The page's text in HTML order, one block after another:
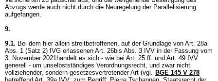
Abzugs werde auch nicht durch die Neuregelung der Parallelisierung
aufgefangen.
9.
9.1. Bei dem hier allein streitbetroffenen, auf der Grundlage von Art. 28a
Abs. 1 (Satz 2) IVG erlassenen Art. 26bis Abs. 3 IVV in der Fassung vom
3. November 2021handelt es sich - wie bei Art. 25 ff. und Art. 49 IVV
generell - um unselbstständiges Verordnungsrecht, und zwar nicht
vollziehender, sondern gesetzesvertretender Art (vgl. BGE 145 V 278